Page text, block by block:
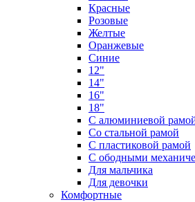
Красные
Розовые
Желтые
Оранжевые
Синие
12"
14"
16"
18"
С алюминиевой
Со стальной рамой
С пластиковой рамой
С ободными
Для мальчика
Для девочки
Комфортные